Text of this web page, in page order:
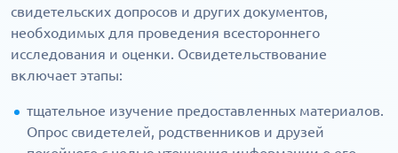
свидетельских допросов и других документов,
необходимых для проведения всестороннего
исследования и оценки. Освидетельствование
включает этапы:
тщательное изучение предоставленных материалов.
Опрос свидетелей, родственников и друзей